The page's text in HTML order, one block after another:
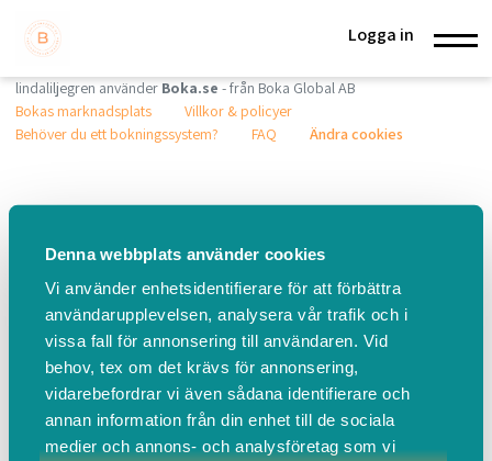
Denna webbplats använder cookies
Vi använder enhetsidentifierare för att förbättra
användarupplevelsen, analysera vår trafik och i
vissa fall för annonsering till användaren. Vid
behov, tex om det krävs för annonsering,
vidarebefordrar vi även sådana identifierare och
annan information från din enhet till de sociala
medier och annons- och analysföretag som vi
Logga in
lindaliljegren använder Boka.se - från Boka Global AB
Bokas marknadsplats
Villkor & policyer
Behöver du ett bokningssystem?
FAQ Ändra cookies